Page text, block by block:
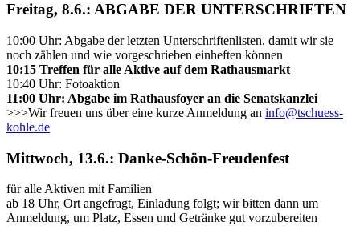
Freitag, 8.6.: ABGABE DER UNTERSCHRIFTEN
10:00 Uhr: Abgabe der letzten Unterschriftenlisten, damit wir sie
noch zählen und wie vorgeschrieben einheften können
10:15 Treffen für alle Aktive auf dem Rathausmarkt
10:40 Uhr: Fotoaktion
11:00 Uhr: Abgabe im Rathausfoyer an die Senatskanzlei
>>>Wir freuen uns über eine kurze Anmeldung an info@tschuess-
kohle.de
Mittwoch, 13.6.: Danke-Schön-Freudenfest
für alle Aktiven mit Familien
ab 18 Uhr, Ort angefragt, Einladung folgt; wir bitten dann um
Anmeldung, um Platz, Essen und Getränke gut vorzubereiten